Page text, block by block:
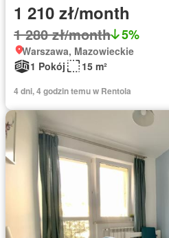
1 210 zł/month
1 280 zł/month 5%
Warszawa, Mazowieckie
1 Pokój
15 m²
4 dni, 4 godzin temu w Rentola